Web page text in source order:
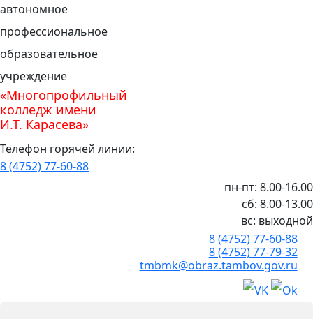
автономное
профессиональное
образовательное
учреждение
«Многопрофильный
колледж имени
И.Т. Карасева»
Телефон горячей линии:
8 (4752) 77-60-88
пн-пт: 8.00-16.00
сб: 8.00-13.00
вс: выходной
8 (4752) 77-60-88
8 (4752) 77-79-32
tmbmk@obraz.tambov.gov.ru